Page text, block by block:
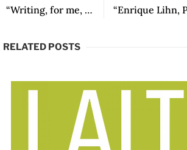
“Writing, for me, is a performance”: An Interview with Enrique Lihn
RELATED POSTS